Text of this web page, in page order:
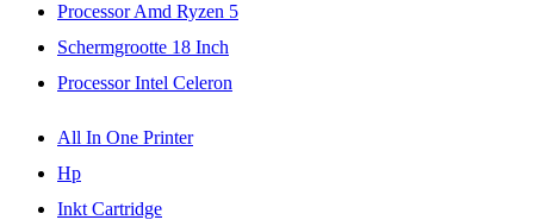
Processor Amd Ryzen 5
Schermgrootte 18 Inch
Processor Intel Celeron
All In One Printer
Hp
Inkt Cartridge